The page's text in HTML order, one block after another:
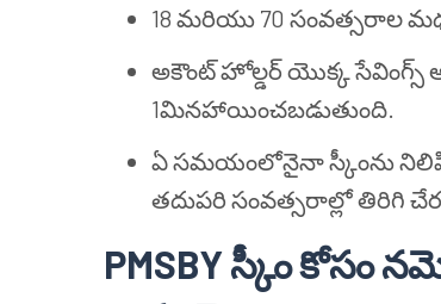
18 మరియు 70 సంవత్సరాల
అకౌంట్ హోల్డర్ యొక్క సేవింగ్స్
1మినహాయించబడుతుంది.
ఏ సమయంలోనైనా స్కీంను
తదుపరి సంవత్సరాల్లో తిరిగి
PMSBY స్కీం